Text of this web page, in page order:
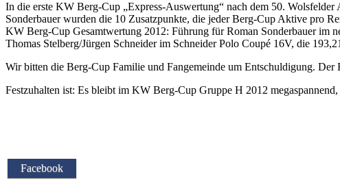
In die erste KW Berg-Cup „Express-Auswertung“ nach dem 50.
Sonderbauer wurden die 10 Zusatzpunkte, die jeder Berg-Cup Aktive pro
KW Berg-Cup Gesamtwertung 2012: Führung für Roman Sonderbauer im
Thomas Stelberg/Jürgen Schneider im Schneider Polo Coupé 16V, die
Wir bitten die Berg-Cup Familie und Fangemeinde um Entschuldigung.
Festzuhalten ist: Es bleibt im KW Berg-Cup Gruppe H 2012
Facebook